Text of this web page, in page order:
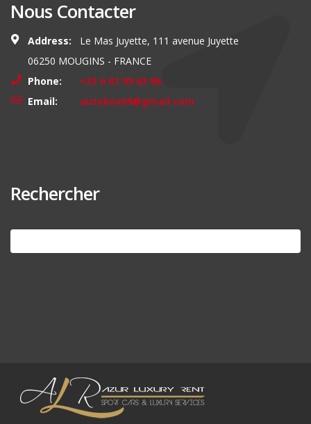
Nous Contacter
Address:
Le Mas Juyette, 111 avenue Juyette
06250 MOUGINS - FRANCE
Phone:
+33 6 61 99 63 86
Email:
autobox69@gmail.com
Rechercher
Search
for: